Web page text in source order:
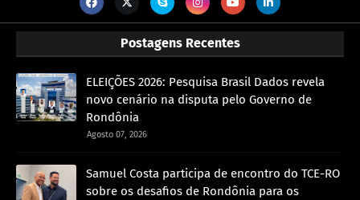
Postagens Recentes
ELEIÇÕES 2026: Pesquisa Brasil Dados revela
novo cenário na disputa pelo Governo de
Rondônia
Agosto 07, 2026
Samuel Costa participa de encontro do TCE-RO
sobre os desafios de Rondônia para os